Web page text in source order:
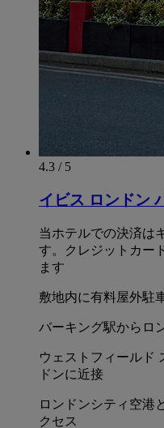
4.3 / 5
イビス ロンドン
当ホテルでの決済は
す。クレジットカー
ます
敷地内に有料屋外駐
バーキング駅からロ
ウェストフィールド
ドンに近接
ロンドンシティ空港
クセス